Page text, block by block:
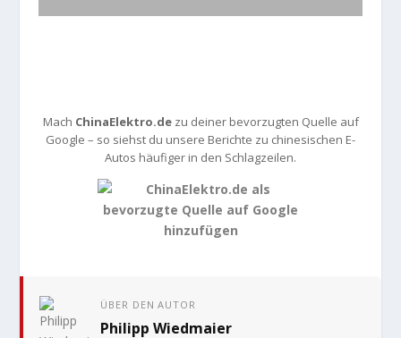
Mach ChinaElektro.dezu deiner bevorzugten Quelle auf
Google – so siehst du unsere Berichte zu chinesischen E-
Autos häufiger in den Schlagzeilen.
ÜBER DEN AUTOR
Philipp Wiedmaier